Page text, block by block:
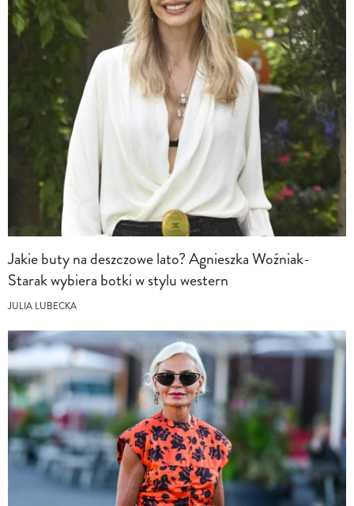
Jakie buty na deszczowe lato? Agnieszka Woźniak-
Starak wybiera botki w stylu western
JULIA LUBECKA